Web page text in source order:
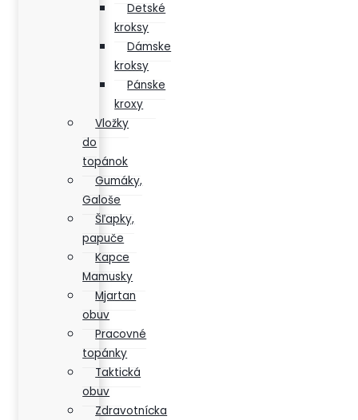
Detské
kroksy
Dámske
kroksy
Pánske
kroxy
Vložky
do
topánok
Gumáky,
Galoše
Šľapky,
papuče
Kapce
Mamusky
Mjartan
obuv
Pracovné
topánky
Taktická
obuv
Zdravotnícka